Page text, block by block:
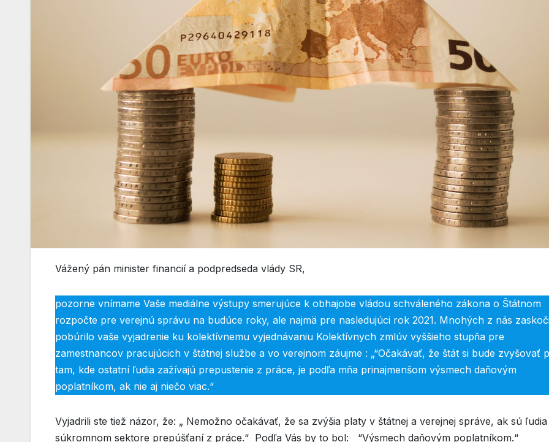
Vážený pán minister financií a podpredseda vlády SR,
pozorne vnímame Vaše mediálne výstupy smerujúce k obhajobe vládou schváleného zákona o Štátnom
rozpočte pre verejnú správu na budúce roky, ale najmä pre nasledujúci rok 2021. Mnohých z nás
pobúrilo vaše vyjadrenie ku kolektívnemu vyjednávaniu Kolektívnych zmlúv vyššieho stupňa pre
zamestnancov pracujúcich v štátnej službe a vo verejnom záujme : „“Očakávať, že štát si bude zvyšovať
tam, kde ostatní ľudia zažívajú prepustenie z práce, je podľa mňa prinajmenšom výsmech daňovým
poplatníkom, ak nie aj niečo viac.“
Vyjadrili ste tiež názor, že: „ Nemožno očakávať, že sa zvýšia platy v štátnej a verejnej správe, ak sú
súkromnom sektore prepúšťaní z práce.“ Podľa Vás by to bol: “Výsmech daňovým poplatníkom.“